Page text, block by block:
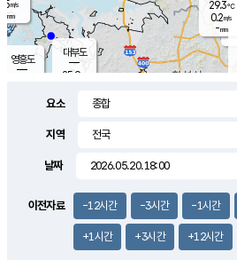
m/s
mm
영흥도
0.5m/s
대부도
25.9
29.3℃
0.2m/s
-mm
요소
지역
날짜
이전자료 -12시간 -3시간 -1시간
+1시간 +3시간 +12시간